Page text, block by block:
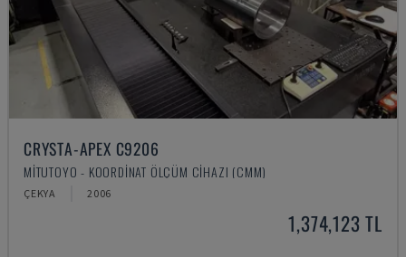
CRYSTA-APEX C9206
MITUTOYO - KOORDINAT ÖLÇÜM CIHAZI (CMM)
ÇEKYA 2006
1,374,123 TL